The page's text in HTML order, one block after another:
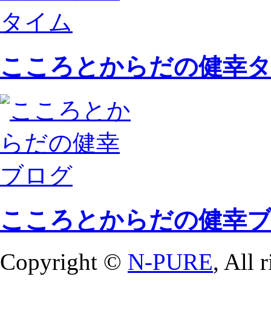
こころとからだの健幸
こころとからだの健幸
Copyright © N-PURE, All